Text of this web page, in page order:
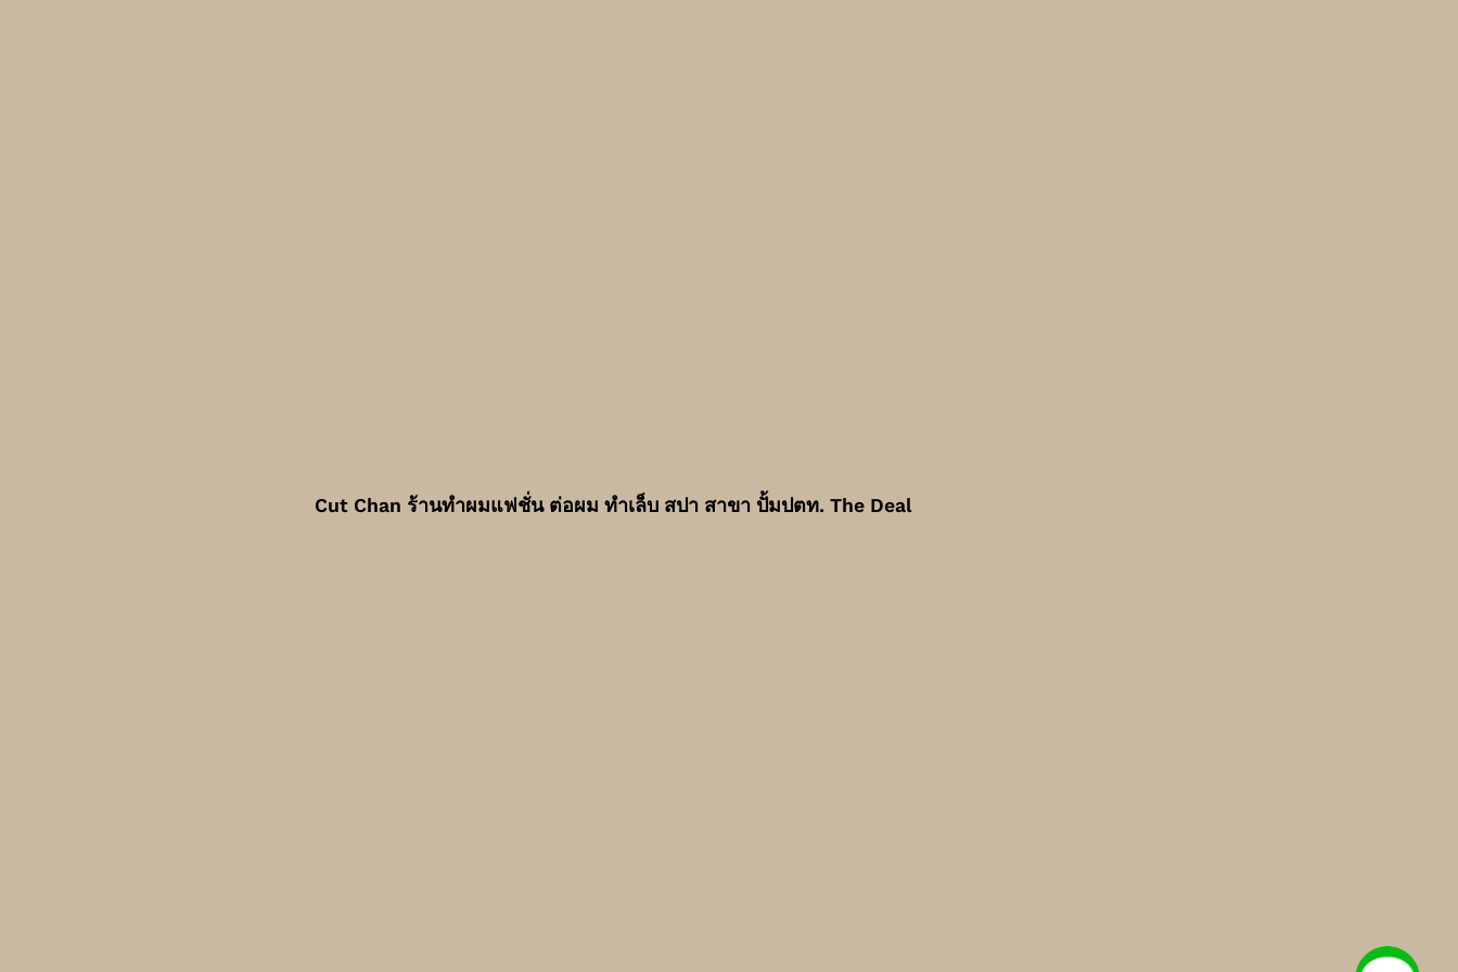
Cut Chan ร้านทำผมแฟชั่น ต่อผม ทำเล็บ สปา สาขา ปั้มปตท. The Deal